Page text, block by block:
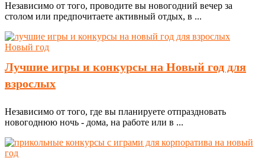
Независимо от того, проводите вы новогодний вечер за
столом или предпочитаете активный отдых, в ...
Новый год
Лучшие игры и конкурсы на Новый год для
взрослых
Независимо от того, где вы планируете отпраздновать
новогоднюю ночь - дома, на работе или в ...